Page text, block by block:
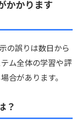
かかります
の誤りは数日から
ム全体の学習や評
合があります。
？